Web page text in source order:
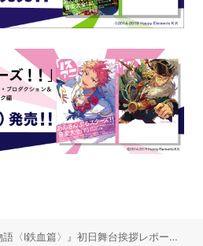
『傷物語〈Ⅰ鉄血篇〉』初日舞台挨拶レポート到着！さらに第2部ティザービジュアル＆2週目入場者プレゼント解禁！